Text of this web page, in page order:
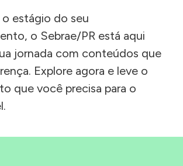
estágio do seu
o Sebrae/PR está aqui
jornada com conteúdos que
Explore agora e leve o
que você precisa para o